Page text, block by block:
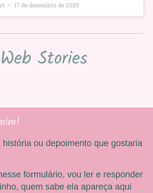
17 de dezembro de 2025
Web Stories
história ou depoimento que gostaria
formulário, vou ler e responder
quem sabe ela apareça aqui